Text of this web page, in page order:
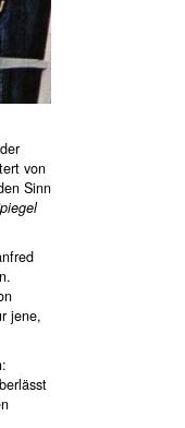
von
Sinn
jene,